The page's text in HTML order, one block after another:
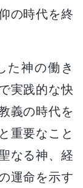
の時代を終
た神の働き
実践的な快
義の時代を
重要なこと
なる神、経
運命を示す